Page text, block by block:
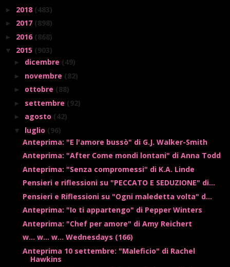
► 2018 (483)
► 2017 (898)
► 2016 (868)
▼ 2015 (903)
► dicembre (49)
► novembre (82)
► ottobre (88)
► settembre (92)
► agosto (42)
▼ luglio (96)
Anteprima: "E l'amore bussò" di G.J. Walker-Smith
Anteprima: "After Come mondi lontani" di Anna Todd
Anteprima: "Senza compromessi" di K.A. Linde
Pensieri e riflessioni su "PECCATO E SEDUZIONE" di...
Pensieri e Riflessioni su "Ogni maledetta volta" d...
Anteprima: "Io ti appartengo" di Pepper Winters
Anteprima: "Chef per amore" di Amy Reichert
w... w... w... Wednesdays (166)
Anteprima 10 settembre: "Maleficio" di Rachel
Hawkins